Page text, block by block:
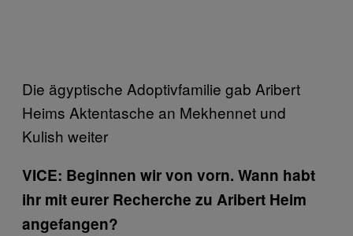
Die ägyptische Adoptivfamilie gab Aribert
Heims Aktentasche an Mekhennet und
Kulish weiter
VICE: Beginnen wir von vorn. Wann habt
ihr mit eurer Recherche zu Aribert Heim
angefangen?